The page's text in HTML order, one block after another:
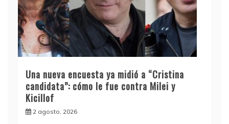
Una nueva encuesta ya midió a “Cristina
candidata”: cómo le fue contra Milei y
Kicillof
2 agosto, 2026